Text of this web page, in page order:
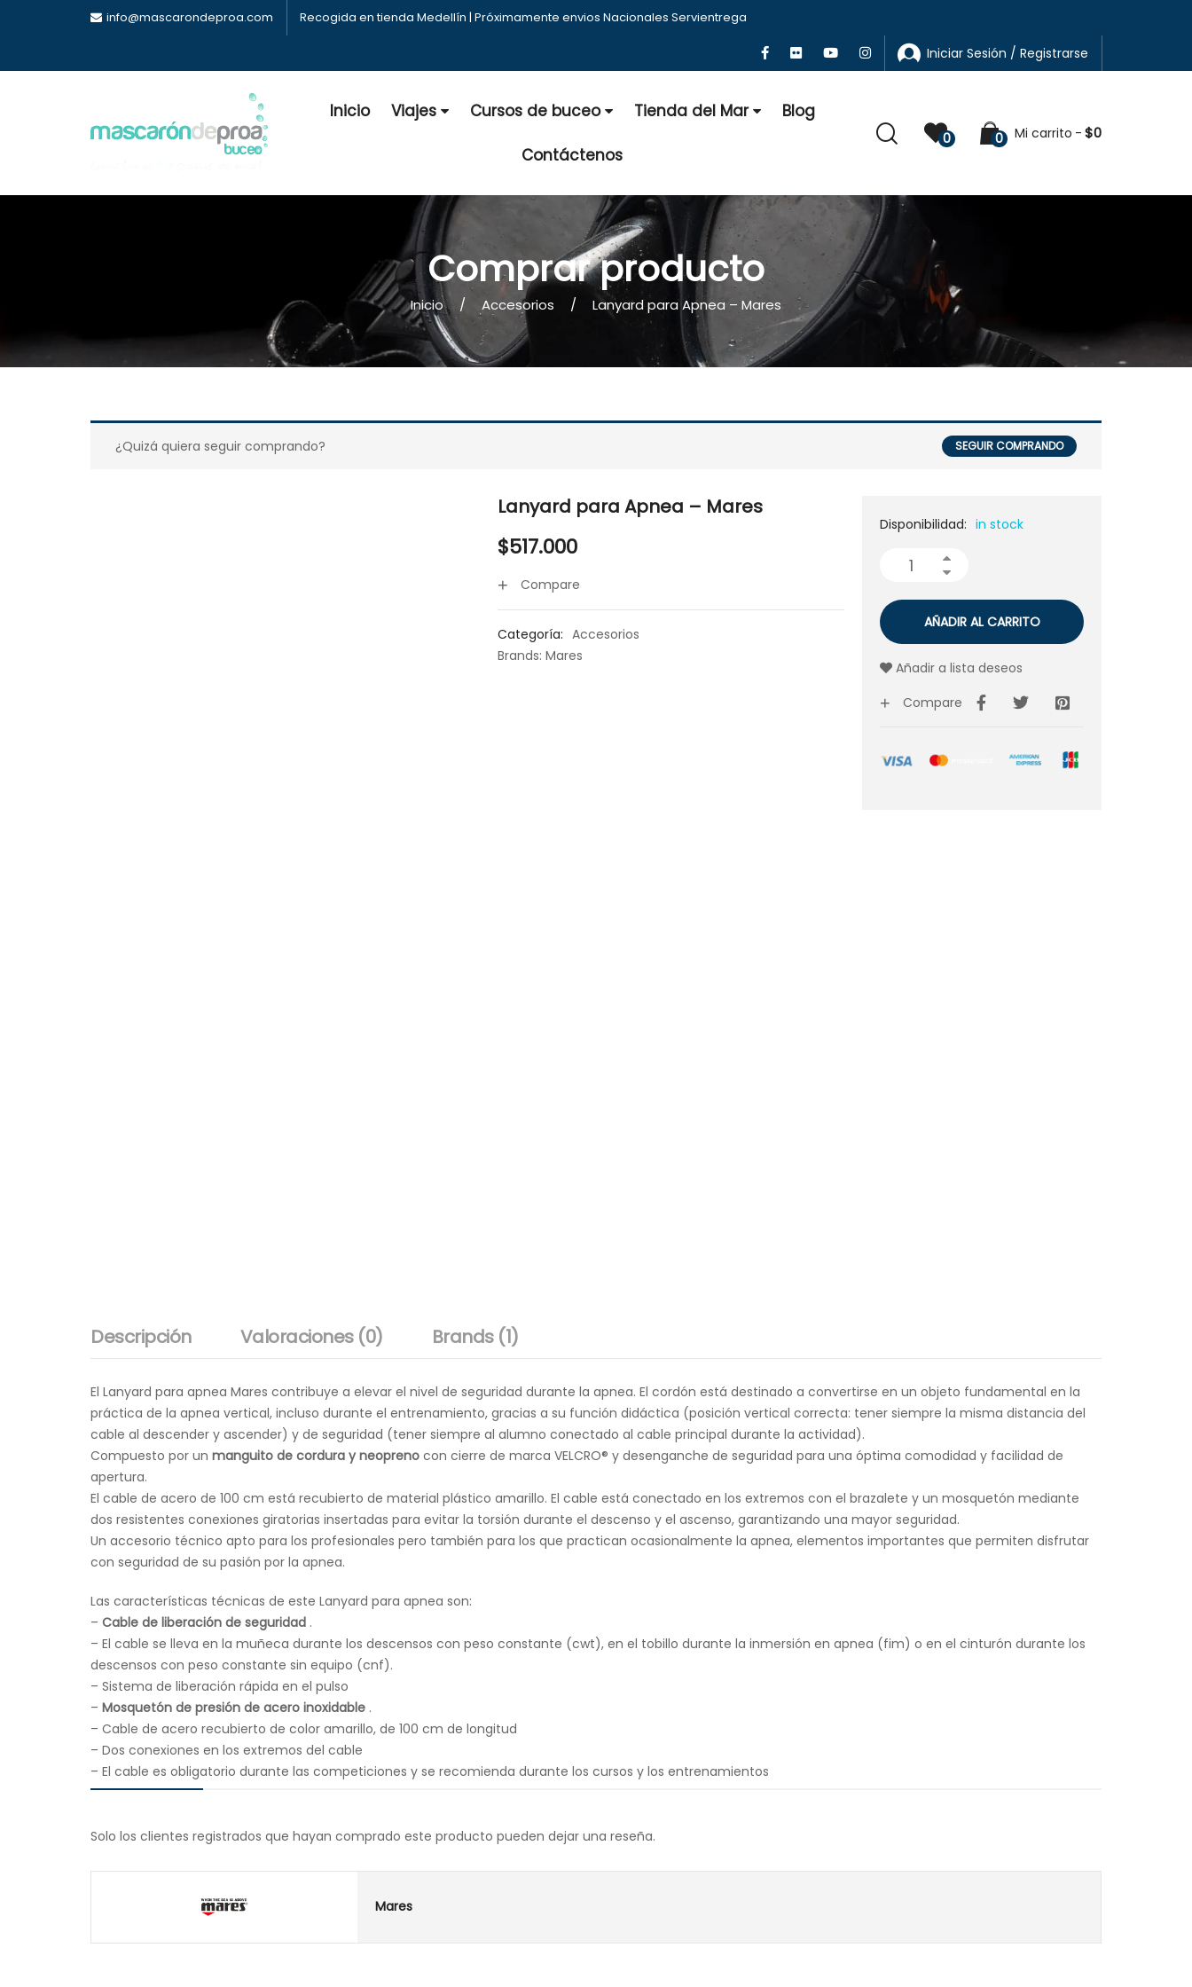
info@mascarondeproa.com Recogida en tienda Medellín | Próximamente envios Nacionales Servientrega
Iniciar Sesión / Registrarse
Inicio Viajes Cursos de buceo Tienda del Mar Blog
Contáctenos
0 0 Mi carrito $0
Comprar producto
Inicio Accesorios Lanyard para Apnea – Mares
SEGUIR COMPRANDO
¿Quizá quiera seguir comprando?
Lanyard para Apnea – Mares
$517.000
Compare
Categoría: Accesorios
Brands: Mares
Disponibilidad: in stock
AÑADIR AL CARRITO
Añadir a lista deseos
Compare
Descripción Valoraciones (0) Brands (1)
El Lanyard para apnea Mares contribuye a elevar el nivel de seguridad durante la apnea. El cordón está destinado a convertirse en un objeto fundamental en la
práctica de la apnea vertical, incluso durante el entrenamiento, gracias a su función didáctica (posición vertical correcta: tener siempre la misma distancia del
cable al descender y ascender) y de seguridad (tener siempre al alumno conectado al cable principal durante la actividad).
Compuesto por un manguito de cordura y neopreno con cierre de marca VELCRO® y desenganche de seguridad para una óptima comodidad y facilidad de
apertura.
El cable de acero de 100 cm está recubierto de material plástico amarillo. El cable está conectado en los extremos con el brazalete y un mosquetón mediante
dos resistentes conexiones giratorias insertadas para evitar la torsión durante el descenso y el ascenso, garantizando una mayor seguridad.
Un accesorio técnico apto para los profesionales pero también para los que practican ocasionalmente la apnea, elementos importantes que permiten disfrutar
con seguridad de su pasión por la apnea.
Las características técnicas de este Lanyard para apnea son:
– Cable de liberación de seguridad .
– El cable se lleva en la muñeca durante los descensos con peso constante (cwt), en el tobillo durante la inmersión en apnea (fim) o en el cinturón durante los
descensos con peso constante sin equipo (cnf).
– Sistema de liberación rápida en el pulso
– Mosquetón de presión de acero inoxidable .
– Cable de acero recubierto de color amarillo, de 100 cm de longitud
– Dos conexiones en los extremos del cable
– El cable es obligatorio durante las competiciones y se recomienda durante los cursos y los entrenamientos
Solo los clientes registrados que hayan comprado este producto pueden dejar una reseña.
Mares